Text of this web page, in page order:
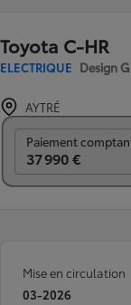
Toyota C-HR
ELECTRIQUE Design
AYTRÉ
Paiement
37 990 €
Mise en circulation
03-2026